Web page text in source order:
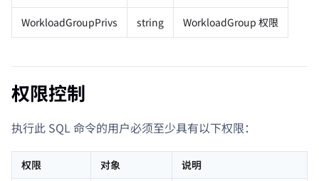
WorkloadGroupPrivs string WorkloadGroup 权限
权限控制
执行此 SQL 命令的用户必须至少具有以下权限：
权限 对象 说明